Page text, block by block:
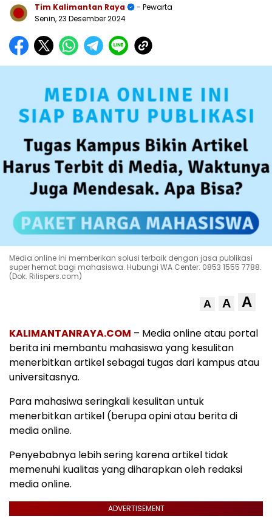
Tim Kalimantan Raya
- Pewarta
Senin, 23 Desember 2024
Media online ini memberikan solusi terbaik dengan jasa publikasi
super hemat bagi mahasiswa. Hubungi WA Center: 0853 1555 7788.
(Dok. Rilispers.com)
A A A
KALIMANTANRAYA.COM – Media online atau portal
berita ini membantu mahasiswa yang kesulitan
menerbitkan artikel sebagai tugas dari kampus atau
universitasnya.
Para mahasiwa seringkali kesulitan untuk
menerbitkan artikel (berupa opini atau berita di
media online.
Penyebabnya lebih sering karena artikel tidak
memenuhi kualitas yang diharapkan oleh redaksi
media online.
ADVERTISEMENT